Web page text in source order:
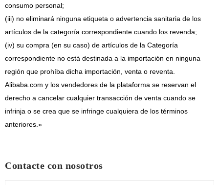
consumo personal;
(iii) no eliminará ninguna etiqueta o advertencia sanitaria de los
artículos de la categoría correspondiente cuando los revenda;
(iv) su compra (en su caso) de artículos de la Categoría
correspondiente no está destinada a la importación en ninguna
región que prohíba dicha importación, venta o reventa.
Alibaba.com y los vendedores de la plataforma se reservan el
derecho a cancelar cualquier transacción de venta cuando se
infrinja o se crea que se infringe cualquiera de los términos
anteriores.»
Contacte con nosotros